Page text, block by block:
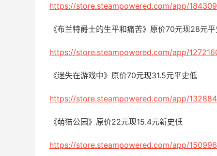
https://store.steampowered.com/app/
《布兰特爵士的生平和痛苦》原价70元现28元
https://store.steampowered.com/app/
《迷失在游戏中》原价70元现31.5元平史低
https://store.steampowered.com/app/
《萌猫公园》原价22元现15.4元新史低
https://store.steampowered.com/app/